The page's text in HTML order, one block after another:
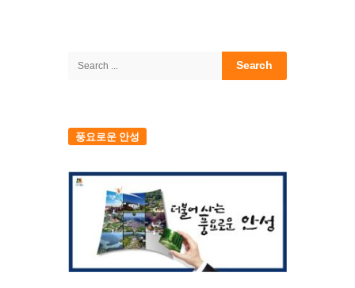
Search
풍요로운 안성